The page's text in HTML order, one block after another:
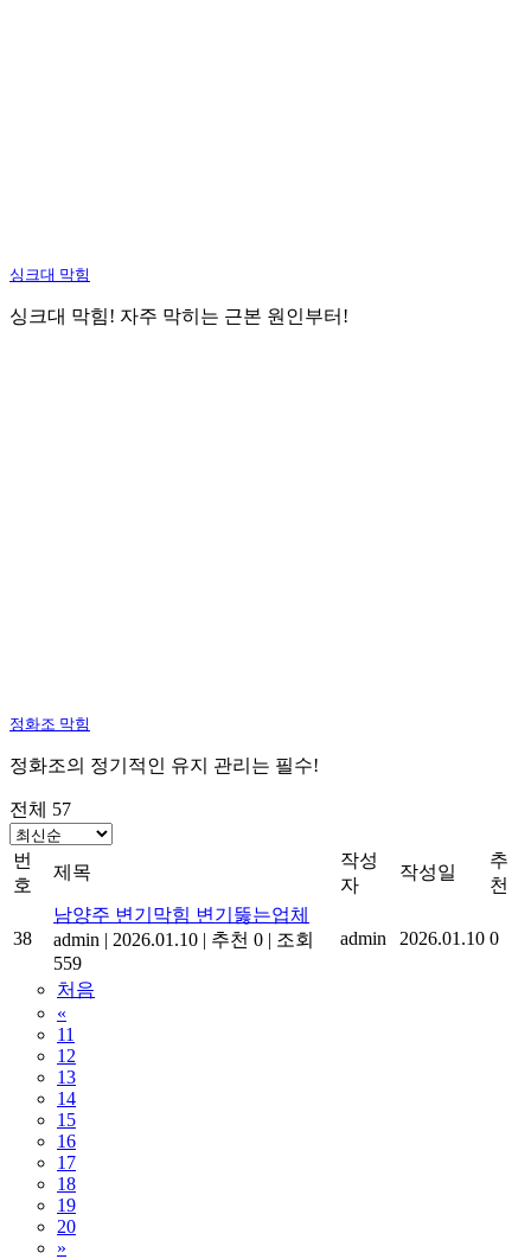
싱크대 막힘
싱크대 막힘! 자주 막히는 근본 원인부터!
정화조 막힘
정화조의 정기적인 유지 관리는 필수!
전체 57
번
호
제목
작성
자
작성일
추
천
38
남양주 변기막힘 변기뚫는업체
admin | 2026.01.10 | 추천 0 | 조회
559
admin 2026.01.10 0
처음
«
11
12
13
14
15
16
17
18
19
20
»